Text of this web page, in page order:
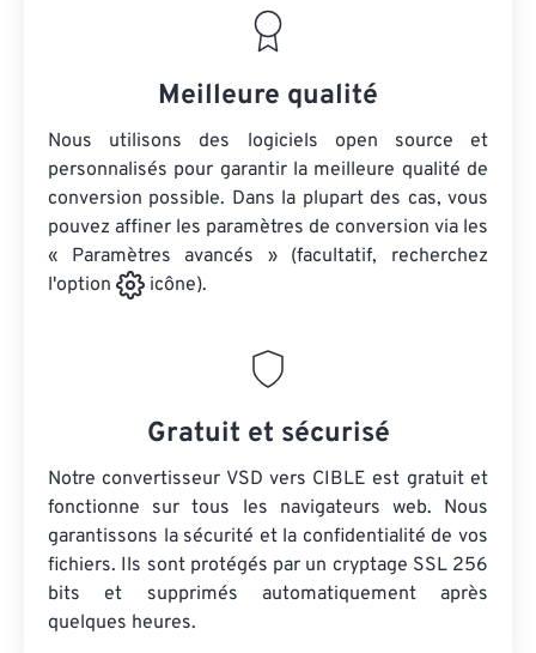
Meilleure qualité
Nous utilisons des logiciels open source et
personnalisés pour garantir la meilleure qualité de
conversion possible. Dans la plupart des cas, vous
pouvez affiner les paramètres de conversion via les
« Paramètres avancés » (facultatif, recherchez
l'option
icône).
Gratuit et sécurisé
Notre convertisseur VSD vers CIBLE est gratuit et
fonctionne sur tous les navigateurs web. Nous
garantissons la sécurité et la confidentialité de vos
fichiers. Ils sont protégés par un cryptage SSL 256
bits et supprimés automatiquement après
quelques heures.